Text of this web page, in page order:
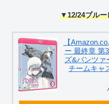
▼12/24ブル
【
ー 最終章 第
ズ&パンツァ
チームキャ